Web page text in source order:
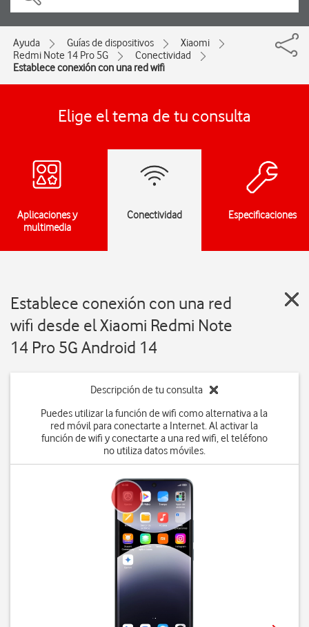
Ayuda Guías de dispositivos
Xiaomi
Redmi Note 14 Pro 5G
Conectividad
Establece conexión con una red wifi
Elige el tema de tu consulta
Aplicaciones y
multimedia
Conectividad Especificaciones
Establece conexión con una red
wifi desde el Xiaomi Redmi Note
14 Pro 5G Android 14
Descripción de tu consulta
Puedes utilizar la función de wifi como alternativa a la
red móvil para conectarte a Internet. Al activar la
función de wifi y conectarte a una red wifi, el teléfono
no utiliza datos móviles.